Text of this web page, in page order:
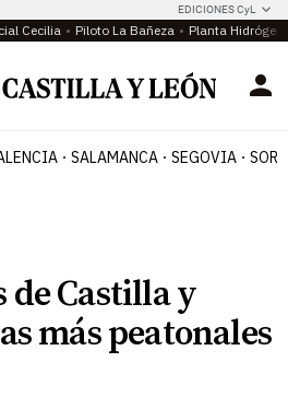
EDICIONES CyL
Cecilia Piloto La Bañeza Planta
SALAMANCA SEGOVIA
de Castilla y
más peatonales